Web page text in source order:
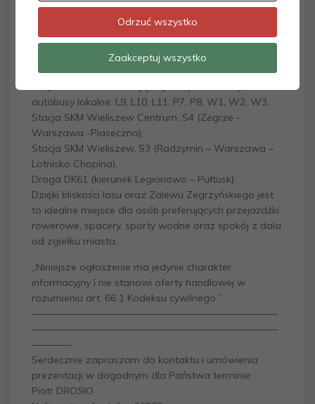
– komórka lokatorska- W CENIE MIESZKANIA.
– miejsce w garażu podziemnym- płatne 15.000 zł.
KOMUNIKACJA:
autobusy lokalne: L9, L10, L11, P7, P8, W1, W2, W3.
Stacja SKM Wieliszew Centrum, S4 (Zegrze –
Warszawa -Piaseczno),
Stacja SKM Wieliszew, S3 (Radzymin – Warszawa –
Lotnisko Chopina),
Droga DK61 (kierunek Legionowo – Pułtusk).
Dzięki bliskości lasu oraz Zalewu Zegrzyńskiego jest
to idealne miejsce dla osób preferujących przejażdżki
rowerowe, spacery, sporty wodne oraz spokój z dala
od zgiełku miasta.
„Niniejsze ogłoszenie ma jedynie charakter
informacyjny i nie stanowi oferty handlowej w
rozumieniu art. 66 1 Kodeksu cywilnego.”
—————————————————————————
—————————————————————————
————
Serdecznie zapraszam do kontaktu i umówienia
prezentacji w dogodnym dla Państwa terminie:
Piotr DROSIO
Odrzuć wszystko
Zaakceptuj wszystko